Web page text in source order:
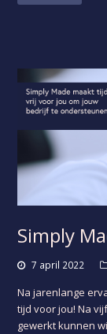
Simply
7 april 2022
Na jarenlange
tijd voor jou! Na
gewerkt kunnen